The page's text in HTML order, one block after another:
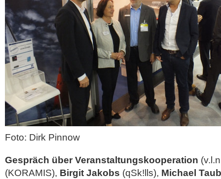
Foto: Dirk Pinnow
Gespräch über Veranstaltungskooperation
(KORAMIS), Birgit Jakobs (qSk!lls), Michael